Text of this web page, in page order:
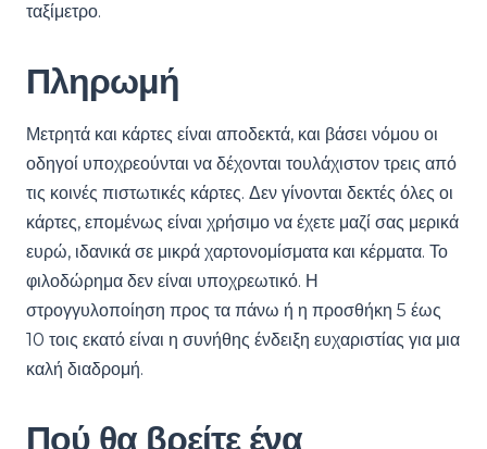
ταξίμετρο.
Πληρωμή
Μετρητά και κάρτες είναι αποδεκτά, και βάσει νόμου οι
οδηγοί υποχρεούνται να δέχονται τουλάχιστον τρεις από
τις κοινές πιστωτικές κάρτες. Δεν γίνονται δεκτές όλες οι
κάρτες, επομένως είναι χρήσιμο να έχετε μαζί σας μερικά
ευρώ, ιδανικά σε μικρά χαρτονομίσματα και κέρματα. Το
φιλοδώρημα δεν είναι υποχρεωτικό. Η
στρογγυλοποίηση προς τα πάνω ή η προσθήκη 5 έως
10 τοις εκατό είναι η συνήθης ένδειξη ευχαριστίας για μια
καλή διαδρομή.
Πού θα βρείτε ένα